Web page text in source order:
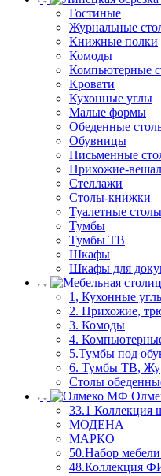
Гостиные
Журнальные
Книжные полки
Комоды
Компьютерные
Кровати
Кухонные углы
Малые формы
Обеденные
Обувницы
Письменные
Прихожие-
Стеллажи
Столы-книжки
Туалетные столы
Тумбы
Тумбы ТВ
Шкафы
Шкафы для
1, Кухонные
2. Прихожие,
3. Комоды
4.
5.Тумбы под
6. Тумбы ТВ,
Столы
33.1
МОДЕНА
МАРКО
50.Набор
48.Коллекция